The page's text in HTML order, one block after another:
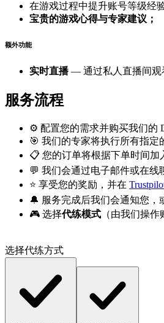
在游戏过程中提升账号等级经
宝贵的游戏心得与专家建议；
额外功能
实时直播— 通过私人直播间观
服务流程
⚙️ 配置您的需求并购买我们的
🎯 我们的专家将执行所有指定
📋 您的订单将根据下单时间加
💬 我们会通过电子邮件或在线
⭐ 享受您的奖励，并在
🔔 服务完成后我们会通知您，
🎮 选择代练模式 （由我们操
选择代练方式